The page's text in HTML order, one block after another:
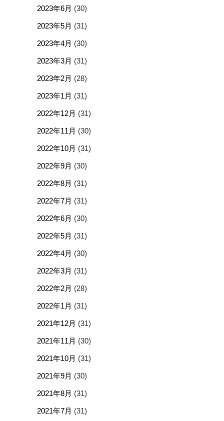
2023年6月 (30)
2023年5月 (31)
2023年4月 (30)
2023年3月 (31)
2023年2月 (28)
2023年1月 (31)
2022年12月 (31)
2022年11月 (30)
2022年10月 (31)
2022年9月 (30)
2022年8月 (31)
2022年7月 (31)
2022年6月 (30)
2022年5月 (31)
2022年4月 (30)
2022年3月 (31)
2022年2月 (28)
2022年1月 (31)
2021年12月 (31)
2021年11月 (30)
2021年10月 (31)
2021年9月 (30)
2021年8月 (31)
2021年7月 (31)